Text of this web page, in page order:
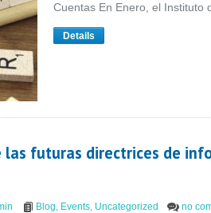
Cuentas En Enero, el
Details
las futuras directrices de
Blog, Events, Uncategorized no